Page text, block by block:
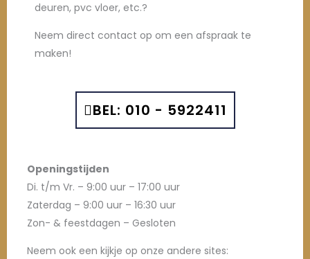
deuren, pvc vloer, etc.?
Neem direct contact op om een afspraak te
maken!
BEL: 010 - 5922411
Openingstijden
Di. t/m Vr. – 9:00 uur – 17:00 uur
Zaterdag – 9:00 uur – 16:30 uur
Zon- & feestdagen – Gesloten
Neem ook een kijkje op onze andere sites: